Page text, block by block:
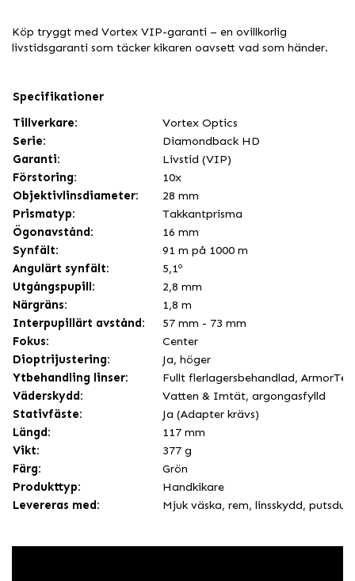
Köp tryggt med Vortex VIP-garanti – en ovillkorlig
livstidsgaranti som täcker kikaren oavsett vad som händer.
Specifikationer
Tillverkare:
Vortex Optics
Serie:
Diamondback HD
Garanti:
Livstid (VIP)
Förstoring:
10x
Objektivlinsdiameter:
28 mm
Prismatyp:
Takkantprisma
Ögonavstånd:
16 mm
Synfält:
91 m på 1000 m
Angulärt synfält:
5,1º
Utgångspupill:
2,8 mm
Närgräns:
1,8 m
Interpupillärt avstånd:
57 mm - 73 mm
Fokus:
Center
Dioptrijustering:
Ja, höger
Ytbehandling linser:
Fullt flerlagersbehandlad,
Väderskydd:
Vatten & Imtät, argongasfylld
Stativfäste:
Ja (Adapter krävs)
Längd:
117 mm
Vikt:
377 g
Färg:
Grön
Produkttyp:
Handkikare
Levereras med:
Mjuk väska, rem, linsskydd, putsduk